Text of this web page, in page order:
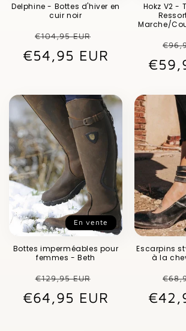
Delphine - Bottes d'hiver en
cuir noir
Prix
habituel
€104,95 EUR
promotionnel
€54,95 EUR
Hokz V2 -
Marche/
En vente
Bottes imperméables pour
femmes - Beth
Prix
habituel
€129,95 EUR
€64,95 EUR
Escarpins
à la